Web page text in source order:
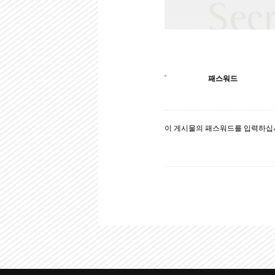
패스워드
이 게시물의 패스워드를 입력하십